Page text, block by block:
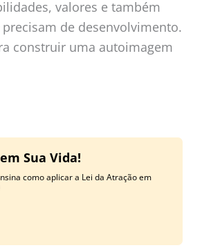
valores e também
de desenvolvimento.
construir uma autoimagem
Sua Vida!
como aplicar a Lei da Atração em